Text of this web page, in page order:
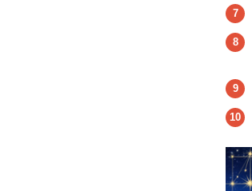
7
8
9
10